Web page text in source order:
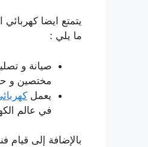
يتمتع ايضا
ما يلي :
صيانة و
مختصين و
يعمل
في عالم
بالإضافة إلى